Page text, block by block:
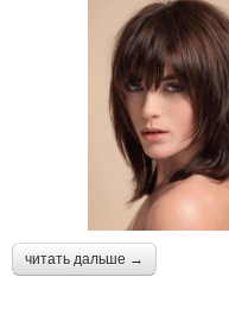
читать дальше →